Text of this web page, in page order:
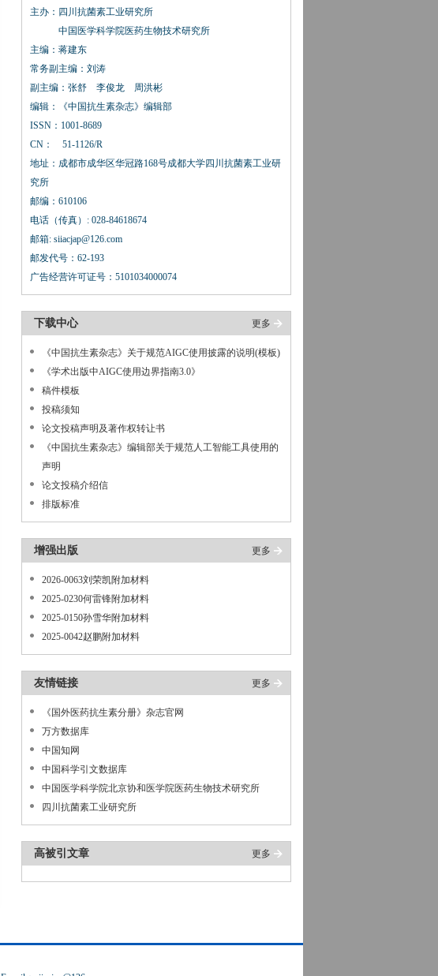
主办：四川抗菌素工业研究所
中国医学科学院医药生物技术研究所
主编：蒋建东
常务副主编：刘涛
副主编：张舒 李俊龙 周洪彬
编辑：《中国抗生素杂志》编辑部
ISSN：1001-8689
CN： 51-1126/R
地址：成都市成华区华冠路168号成都大学四川抗菌素工业研
究所
邮编：610106
电话（传真）: 028-84618674
邮箱: siiacjap@126.com
邮发代号：62-193
广告经营许可证号：5101034000074
下载中心 更多
《中国抗生素杂志》关于规范AIGC使用披露的说明(模板)
《学术出版中AIGC使用边界指南3.0》
稿件模板
投稿须知
论文投稿声明及著作权转让书
《中国抗生素杂志》编辑部关于规范人工智能工具使用的
声明
论文投稿介绍信
排版标准
增强出版 更多
2026-0063刘荣凯附加材料
2025-0230何雷锋附加材料
2025-0150孙雪华附加材料
2025-0042赵鹏附加材料
友情链接 更多
《国外医药抗生素分册》杂志官网
万方数据库
中国知网
中国科学引文数据库
中国医学科学院北京协和医学院医药生物技术研究所
四川抗菌素工业研究所
高被引文章 更多